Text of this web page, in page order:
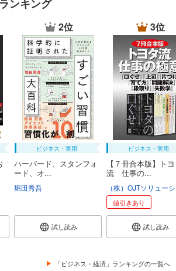
ンキング
2位
ビジネス・実用
ハーバード、スタンフォ
ード、オ...
堀田秀吾
試し読み
3位
ビジネス・実用
【７冊合本版】ト
流 仕事の...
値引きあり
試し読み
「ビジネス・経済」ランキングの一覧へ